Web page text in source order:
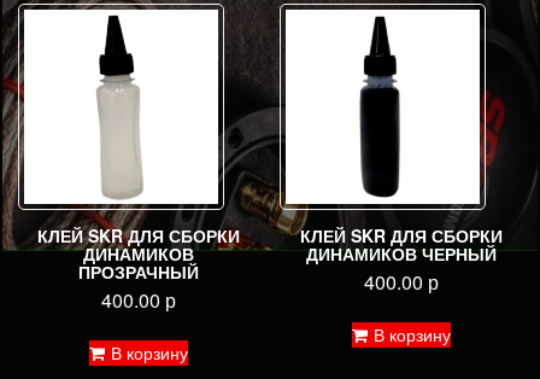
КЛЕЙ SKR ДЛЯ СБОРКИ
ДИНАМИКОВ
ПРОЗРАЧНЫЙ
400.00 р
В корзину
КЛЕЙ SKR ДЛЯ СБОРКИ
ДИНАМИКОВ ЧЕРНЫЙ
400.00 р
В корзину